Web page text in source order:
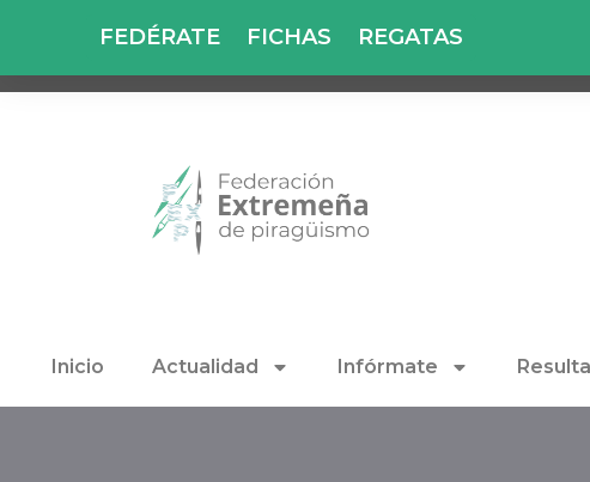
FEDÉRATE FICHAS REGATAS
Inicio Actualidad Infórmate